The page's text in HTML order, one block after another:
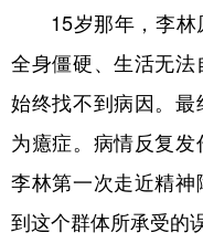
15岁那年，李林
全身僵硬、生活无
始终找不到病因。
为癔症。病情反复
李林第一次走近精
到这个群体所承受的